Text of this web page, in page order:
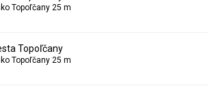
Topoľčany 25 m
Topoľčany
Topoľčany 25 m